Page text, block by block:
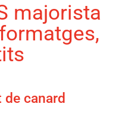
majorista
canard